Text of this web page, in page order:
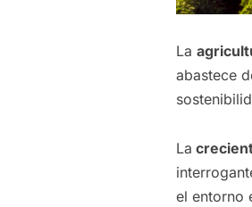
La
abastece
La
el entorno